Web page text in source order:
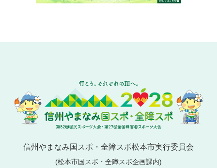
信州やまなみ国スポ・全障スポ松本市実行委員会
(松本市国スポ・全障スポ企画課内)